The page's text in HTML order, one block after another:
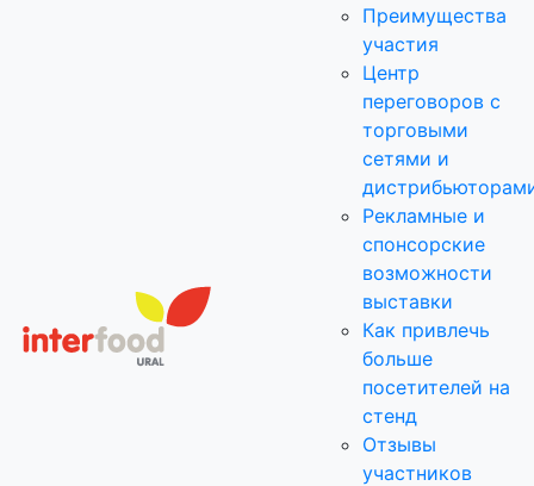
Преимущества
участия
Центр
переговоров с
торговыми
сетями и
Рекламные и
спонсорские
возможности
выставки
Как привлечь
больше
посетителей на
стенд
Отзывы
участников